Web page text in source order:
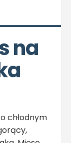
na
chłodnym